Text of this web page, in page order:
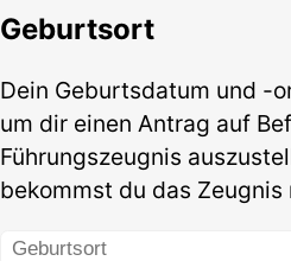
Geburtsort
Dein Geburtsdatum und -
um dir einen Antrag auf
Führungszeugnis
bekommst du das